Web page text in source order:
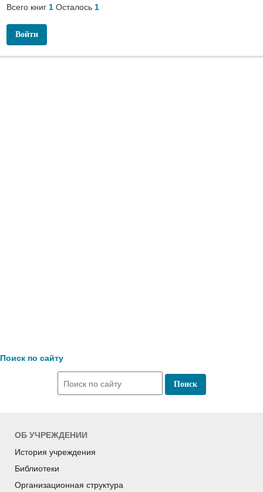
Всего книг 1 Осталось 1
Войти
Поиск по сайту
ОБ УЧРЕЖДЕНИИ
История учреждения
Библиотеки
Организационная структура